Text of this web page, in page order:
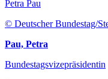
Petra Pau
© Deutscher Bundestag/
Pau, Petra
Bundestagsvizepräsidentin